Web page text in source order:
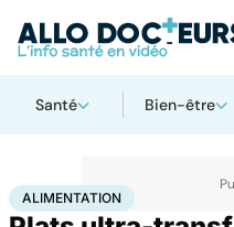
Santé Bien-être
AccueilBien-être Nutrition
ALIMENTATION